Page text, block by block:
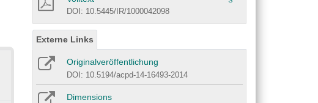
DOI: 10.5445/IR/1000042098
Externe Links
Originalveröffentlichung
DOI: 10.5194/acpd-14-16493-2014
Dimensions